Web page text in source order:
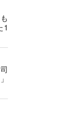
1